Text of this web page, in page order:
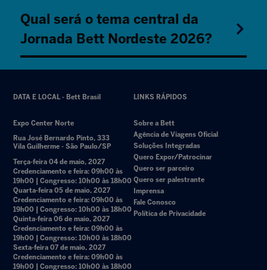
Qual será o tema central da
Jornada Bett Nordeste 2026?
DATA E LOCAL - Bett Brasil
Expo Center Norte
Rua José Bernardo Pinto, 333
Vila Guilherme - São Paulo/SP
Terça-feira 04 de maio, 2027
Credenciamento e feira: 09h00 às
19h00 | Congresso: 10h00 às 18h00
Quarta-feira 05 de maio, 2027
Credenciamento e feira: 09h00 às
19h00 | Congresso: 10h00 às 18h00
Quinta-feira 06 de maio, 2027
Credenciamento e feira: 09h00 às
19h00 | Congresso: 10h00 às 18h00
Sexta-feira 07 de maio, 2027
Credenciamento e feira: 09h00 às
19h00 | Congresso: 10h00 às 18h00
LINKS RÁPIDOS
Sobre a Bett
Agência de Viagens Oficial
Soluções Integradas
Quero Expor/Patrocinar
Quero ser parceiro
Quero ser palestrante
Imprensa
Fale Conosco
Política de Privacidade